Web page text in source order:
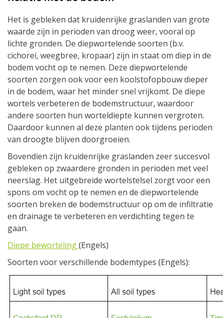
Het is gebleken dat kruidenrijke graslanden van grote
waarde zijn in perioden van droog weer, vooral op
lichte gronden. De diepwortelende soorten (b.v.
cichorei, weegbree, kropaar) zijn in staat om diep in de
bodem vocht op te nemen. Deze diepwortelende
soorten zorgen ook voor een koolstofopbouw dieper
in de bodem, waar het minder snel vrijkomt. De diepe
wortels verbeteren de bodemstructuur, waardoor
andere soorten hun worteldiepte kunnen vergroten.
Daardoor kunnen al deze planten ook tijdens perioden
van droogte blijven doorgroeien.
Bovendien zijn kruidenrijke graslanden zeer succesvol
gebleken op zwaardere gronden in perioden met veel
neerslag. Het uitgebreide wortelstelsel zorgt voor een
spons om vocht op te nemen en de diepwortelende
soorten breken de bodemstructuur op om de infiltratie
en drainage te verbeteren en verdichting tegen te
gaan.
Diepe beworteling(Engels)
Soorten voor verschillende bodemtypes (Engels):